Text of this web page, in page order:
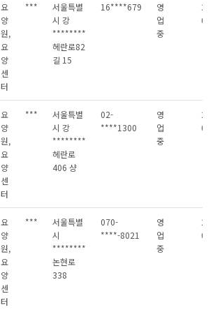
요
양
원,
요
양
센
터
***
서울특별
시 강
********
헤란로82
길 15
16****679
영
업
중
요
양
원,
요
양
센
터
***
서울특별
시 강
********
헤란로
406 샹
02-
****1300
영
업
중
요
양
원,
요
양
센
터
***
서울특별
시
********
논현로
338
070-
****-8021
영
업
중